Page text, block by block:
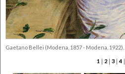
Gaetano Bellei (Modena, 1857 - Modena, 1922),
1 | 2| 3| 4|